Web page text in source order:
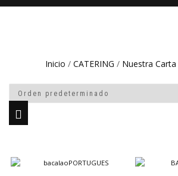
Inicio / CATERING / Nuestra Carta